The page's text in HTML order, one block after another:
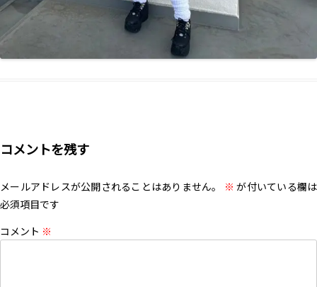
コメントを残す
メールアドレスが公開されることはありません。 ※ が付いている欄は
必須項目です
コメント ※